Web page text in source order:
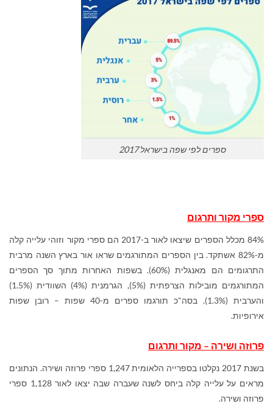
ספרים לפי שפה בישראל 2017
ספרי מקור ותרגום
84% מכלל הספרים שיצאו לאור ב-2017 הם ספרי מקור וזוהי עלייה קלה
מ-82% אשתקד. בין הספרים המתורגמים שראו אור בארץ השנה מרבית
התרגומים הם מאנגלית (60%). בשפות האחרות מתוך סך הספרים
המתורגמים מובילות הצרפתית (5%), הגרמנית (4%) השוודית (1.5%)
והערבית (1.3%). בסה"כ תורגמו ספרים מ-40 שפות – רובן שפות
אירופיות.
פרוזה ושירה – מקור ותרגום
בשנת 2017 נקלטו בספרייה הלאומית 1,247 ספרי פרוזה ושירה. הנתונים
מראים על עלייה קלה ביחס לשנה שעברה שבה יצאו לאור 1,128 ספרי
פרוזה ושירה.